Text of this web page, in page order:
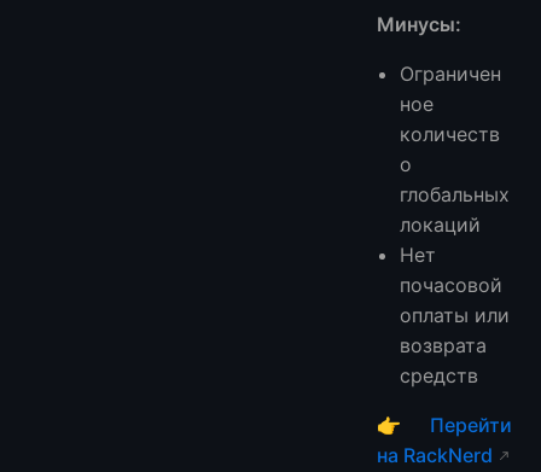
Минусы:
Ограничен
ное
количеств
о
глобальных
локаций
Нет
почасовой
оплаты или
возврата
средств
👉 Перейти
на RackNerd